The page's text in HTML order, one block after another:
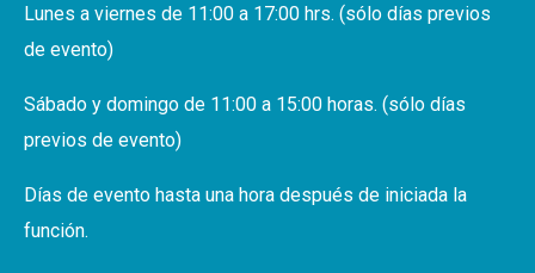
Lunes a viernes de 11:00 a 17:00 hrs. (sólo días previos
de evento)
Sábado y domingo de 11:00 a 15:00 horas. (sólo días
previos de evento)
Días de evento hasta una hora después de iniciada la
función.